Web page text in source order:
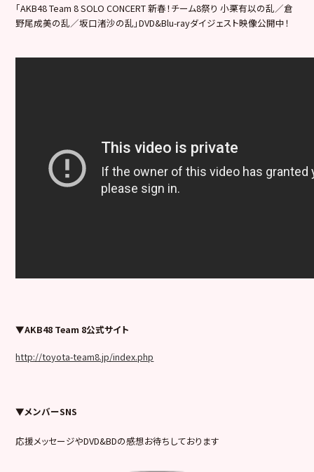
「AKB48 Team 8 SOLO CONCERT 新春！チーム8祭り 小栗有以の乱／倉
野尾成美の乱／坂口渚沙の乱」DVD&Blu-rayダイジェスト映像公開中！
▼AKB48 Team 8公式サイト
http://toyota-team8.jp/index.php
▼メンバーSNS
応援メッセージやDVD&BDの感想お待ちしております